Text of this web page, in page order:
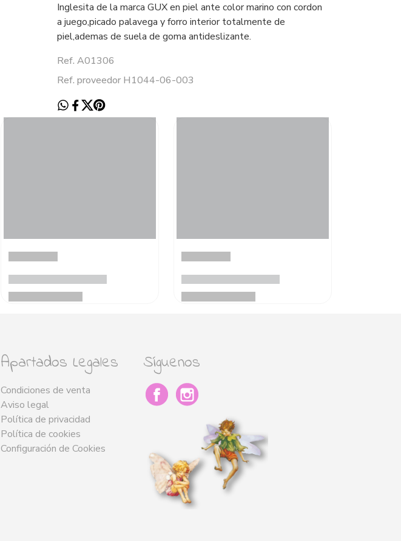
Inglesita de la marca GUX en piel ante color marino con cordon
a juego,picado palavega y forro interior totalmente de
piel,ademas de suela de goma antideslizante.
Ref. A01306
Ref. proveedor H1044-06-003
Apartados Legales
Condiciones de venta
Aviso legal
Política de privacidad
Política de cookies
Configuración de Cookies
Síguenos